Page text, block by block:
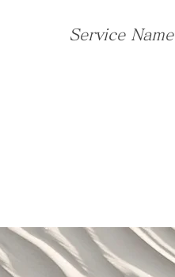
Service Name